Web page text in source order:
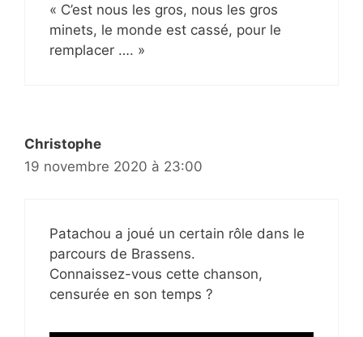
« C’est nous les gros, nous les gros
minets, le monde est cassé, pour le
remplacer …. »
Christophe
19 novembre 2020 à 23:00
Patachou a joué un certain rôle dans le
parcours de Brassens.
Connaissez-vous cette chanson,
censurée en son temps ?